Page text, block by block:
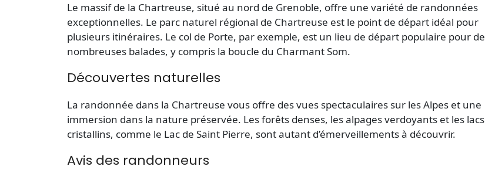
Le massif de la Chartreuse, situé au nord de Grenoble, offre une variété de randonnées
exceptionnelles. Le parc naturel régional de Chartreuse est le point de départ idéal pour
plusieurs itinéraires. Le col de Porte, par exemple, est un lieu de départ populaire pour de
nombreuses balades, y compris la boucle du Charmant Som.
Découvertes naturelles
La randonnée dans la Chartreuse vous offre desvues spectaculaires sur les Alpes et une
immersion dans la nature préservée. Les forêts denses, les alpages verdoyants et les lacs
cristallins, comme le Lac de Saint Pierre, sont autant d’émerveillements à découvrir.
Avis des randonneurs